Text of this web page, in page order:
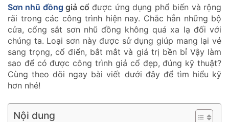
Sơn nhũ đồng giả cổ được ứng dụng phổ biến và rộng
rãi trong các công trình hiện nay. Chắc hẳn những bộ
cửa, cổng sắt sơn nhũ đồng không quá xa lạ đối với
chúng ta. Loại sơn này được sử dụng giúp mang lại vẻ
sang trọng, cổ điển, bắt mắt và giá trị bền bỉ Vậy làm
sao để có được công trình giả cổ đẹp, đúng kỹ thuật?
Cùng theo dõi ngay bài viết dưới đây để tìm hiểu kỹ
hơn nhé!
Nội dung